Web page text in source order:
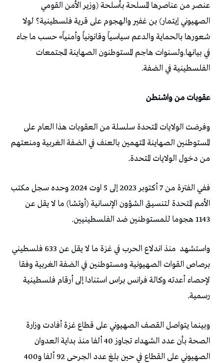
عنصر من عناصرها المسلحة بأسلحة (وزير الأمن القومي
الصهيوني إيتمار) بن غفير والهجوم على قرية فلسطينية؟ لولا
شعورها بالحماية والدعم سياسياً وقانونياً وأمنياً» حسب ما جاء
في بيانها.ولسنوات هاجم المستوطنون الصهاينة المجتمعات
الفلسطينية في الضفة.
عقوبات من واشنطن
وفرضت الولايات المتحدة سلسلة من العقوبات هذا العام على
المستوطنين الصهاينة المتهمين بالعنف في الضفة الغربية ومنعتهم
من دخول الولايات المتحدة.
ففي الفترة من 7 أكتوبر 2023 إلى 5 اوت 2024 وحده سجل مكتب
الأمم المتحدة لتنسيق الشؤون الإنسانية (أوتشا) ما لا يقل عن
1143 هجوما للمستوطنين ضد الفلسطينيين.
واستشهد
منذ اندلاع الحرب في غزة ما لا يقل عن 633 فلسطيني
برصاص القوات الصهيونية ومستوطنين في الضفة الغربية وفقا
لإحصاء أعدته وكالة فرانس براس استنادا إلى أرقام فلسطينية
رسمية.
وبينما يتواصل القصف الصهيوني على قطاع غزة أفادت وزارة
الصحة بأن عدد الشهداء تجاوز 40 ألفا منذ بداية العدوان
الصهيوني على القطاع في حين بلغ عدد الجرحى 92 ألفا و400